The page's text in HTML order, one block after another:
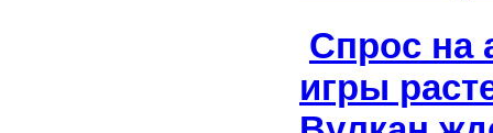
Спрос на
игры